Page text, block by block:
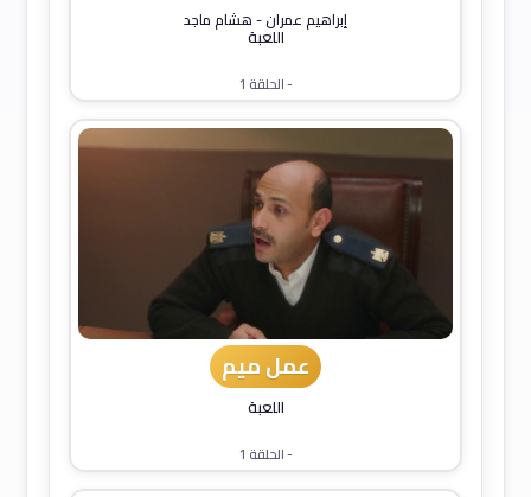
إبراهيم عمران-هشام ماجد
اللعبة
- الحلقة 1
عمل ميم
اللعبة
- الحلقة 1